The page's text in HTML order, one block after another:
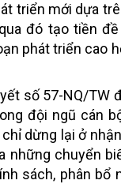
triển mới dựa
đó tạo tiền
phát triển cao
số 57-NQ/TW
đội ngũ cán
dừng lại ở
những chuyển
sách, phân bổ